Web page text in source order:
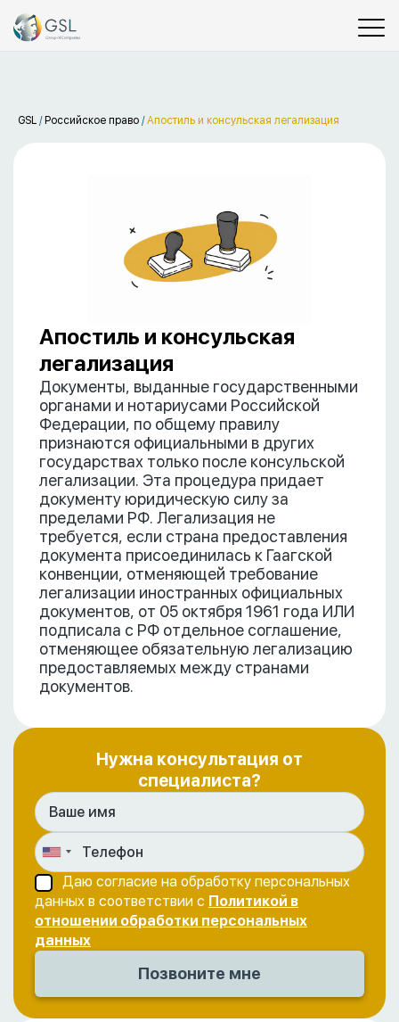
GSL / Российское право /Апостиль и консульская легализация
Апостиль и консульская
легализация
Документы, выданные государственными
органами и нотариусами Российской
Федерации, по общему правилу
признаются официальными в других
государствах только после консульской
легализации. Эта процедура придает
документу юридическую силу за
пределами РФ. Легализация не
требуется, если страна предоставления
документа присоединилась к Гаагской
конвенции, отменяющей требование
легализации иностранных официальных
документов, от 05 октября 1961 года ИЛИ
подписала с РФ отдельное соглашение,
отменяющее обязательную легализацию
предоставляемых между странами
документов.
Нужна консультация от
специалиста?
Даю согласие на обработку персональных
данных в соответствии с Политикой в
отношении обработки персональных
данных